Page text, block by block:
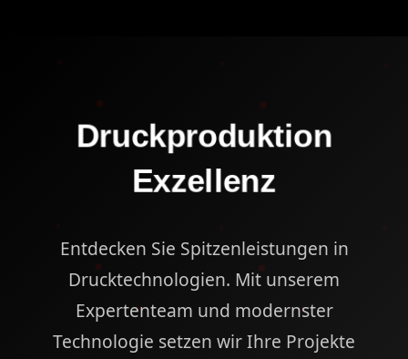
Druckproduktion
Exzellenz
Entdecken Sie Spitzenleistungen in
Drucktechnologien. Mit unserem
Expertenteam und modernster
Technologie setzen wir Ihre Projekte